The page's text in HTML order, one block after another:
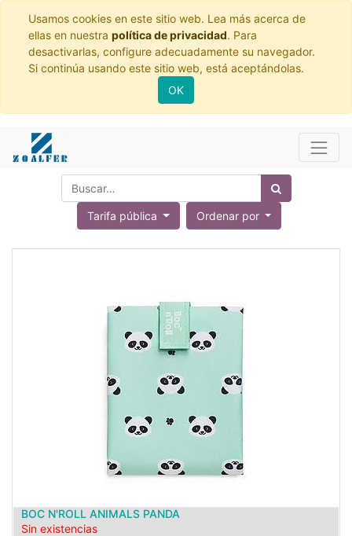
Usamos cookies en este sitio web. Lea más acerca de
ellas en nuestra política de privacidad. Para
desactivarlas, configure adecuadamente su navegador.
Si continúa usando este sitio web, está aceptándolas.
OK
Tarifa pública Ordenar por
BOC N'ROLL ANIMALS PANDA
Sin existencias